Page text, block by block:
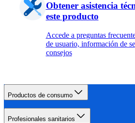
Obtener asistencia
este producto
Accede a preguntas
de usuario, información de
consejos
Productos de consumo
Profesionales sanitarios